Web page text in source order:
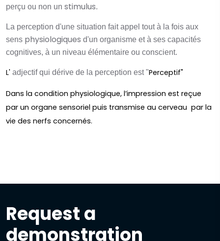
perçu ou non un stimulus.
La perception d'une situation fait appel tout à la fois aux
sens physiologiques d'un organisme et à ses capacités
cognitives, à un niveau élémentaire ou conscient.
L' adjectif qui dérive de la perception est "Perceptif"
Dans la condition physiologique, l’impression est reçue
par un organe sensoriel puis transmise au cerveau par la
vie des nerfs concernés.
Request a
demonstration